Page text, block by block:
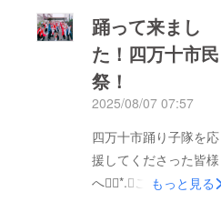
が響く会場で、皆様か
らいただいた想いを胸
に、雨にも負けず最高
の演舞を披露すること
ひとえに、ご支援くだ
さった皆様のおかげで
す。心から感謝申し上
踊って来まし
た！四万十市民
祭！
2025/08/07 07:57
四万十市踊り子隊を応
援してくださった皆様
へ❁⃘*.ﾟこの度は、温
もっと見る